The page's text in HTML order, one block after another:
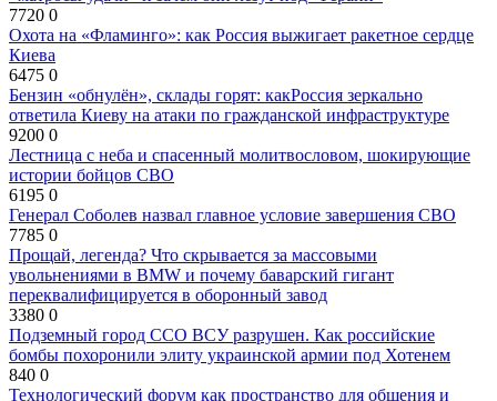
7720 0
Охота на «Фламинго»: как Россия выжигает ракетное сердце
Киева
6475 0
Бензин «обнулён», склады горят: какРоссия зеркально
ответила Киеву на атаки по гражданской инфраструктуре
9200 0
Лестница с неба и спасенный молитвословом, шокирующие
истории бойцов СВО
6195 0
Генерал Соболев назвал главное условие завершения СВО
7785 0
Прощай, легенда? Что скрывается за массовыми
увольнениями в BMW и почему баварский гигант
переквалифицируется в оборонный завод
3380 0
Подземный город ССО ВСУ разрушен. Как российские
бомбы похоронили элиту украинской армии под Хотенем
840 0
Технологический форум как пространство для общения и